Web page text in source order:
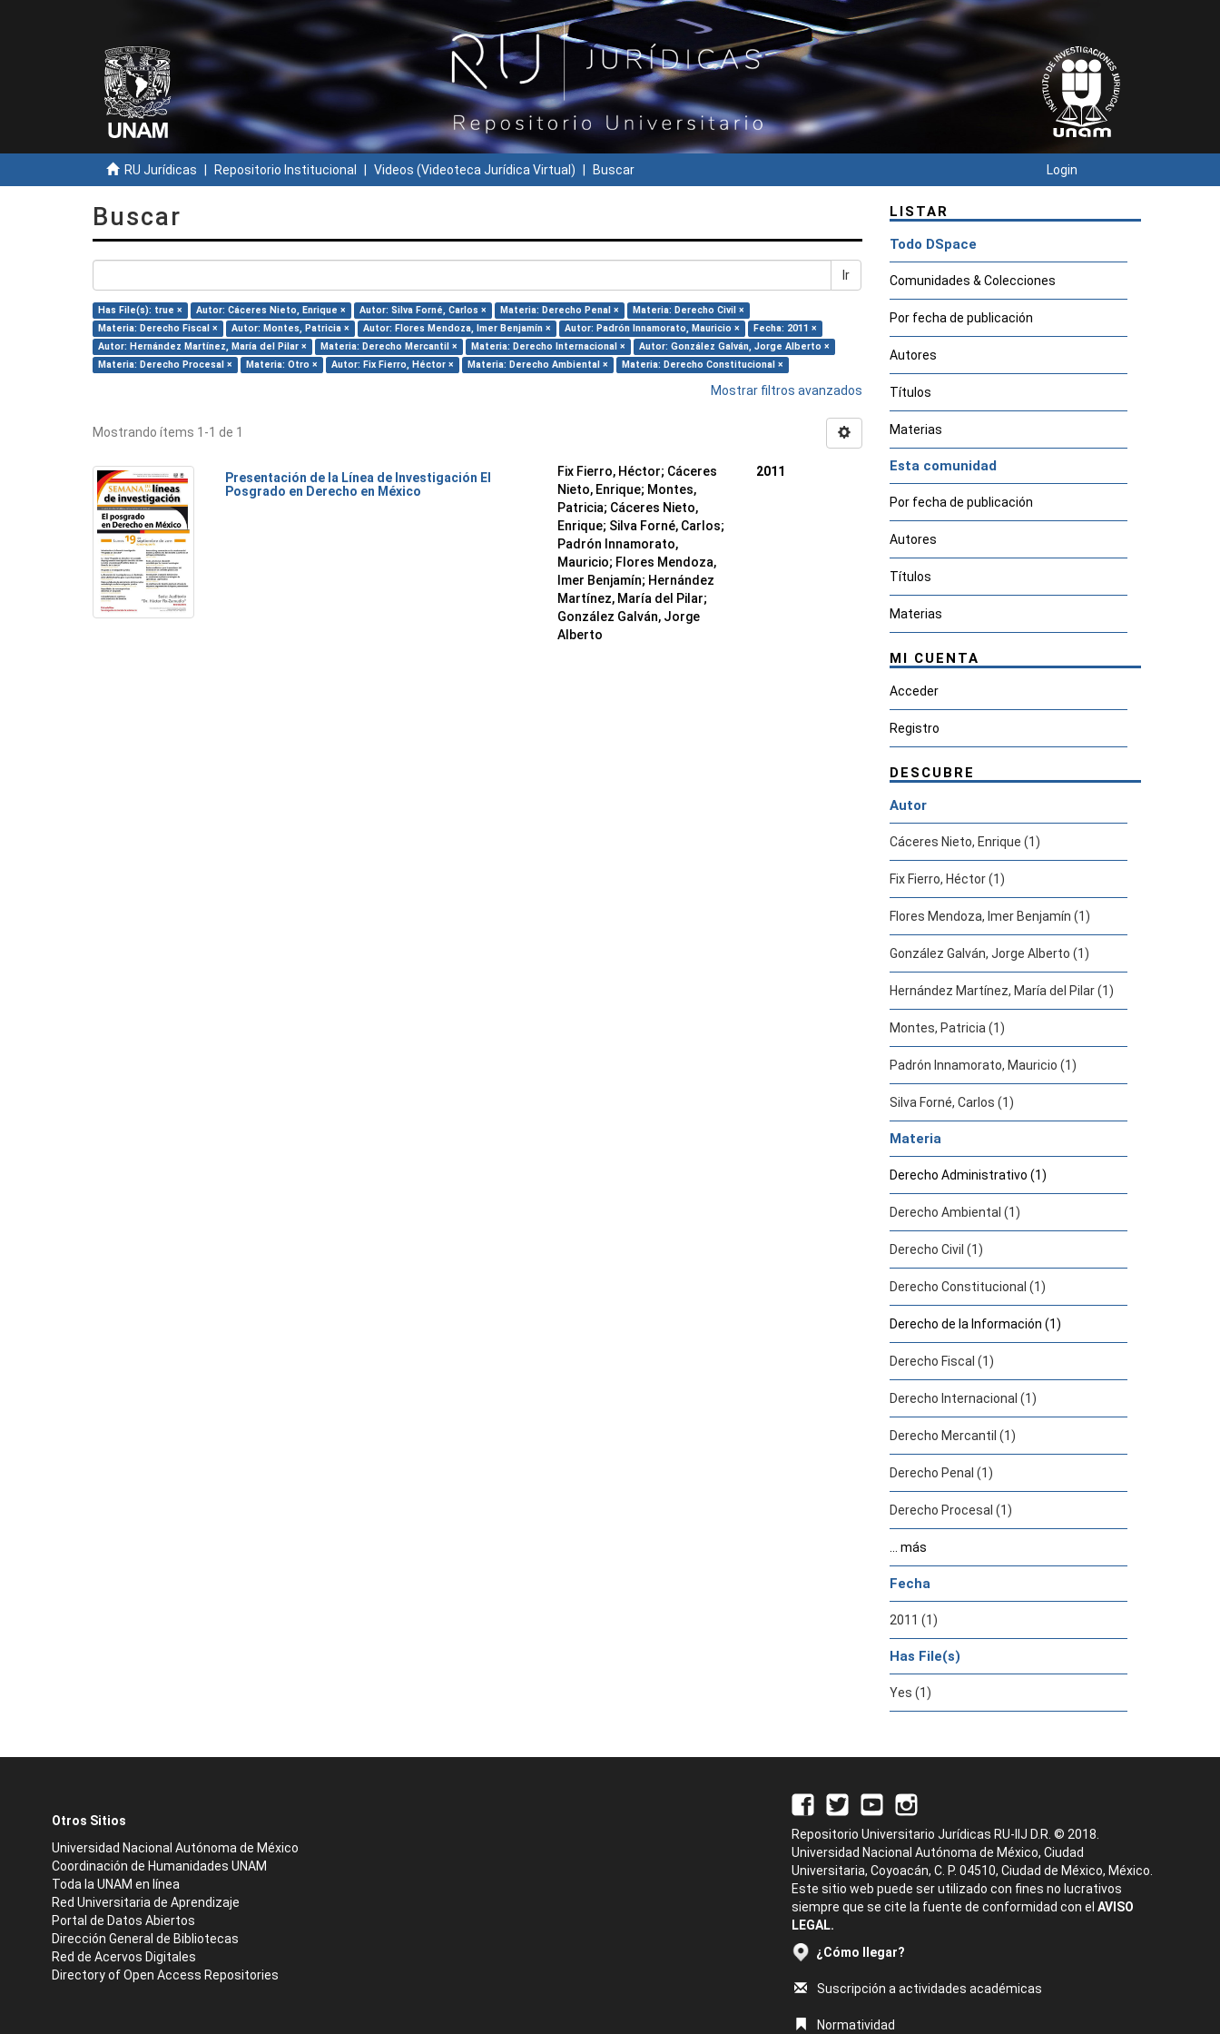
RU Jurídicas Repositorio Institucional Videos (Videoteca Jurídica Virtual) Buscar Login
Buscar
Ir
Has File(s): true × Autor: Cáceres Nieto, Enrique × Autor: Silva Forné, Carlos × Materia: Derecho Penal ×
Materia: Derecho Civil ×
Materia: Derecho Fiscal ×
Autor: Montes, Patricia × Autor: Flores Mendoza, Imer Benjamín × Autor: Padrón Innamorato, Mauricio ×
Fecha: 2011 ×
Autor: Hernández Martínez, María del Pilar ×
Materia: Derecho Mercantil × Materia: Derecho Internacional ×
Autor: González Galván, Jorge Alberto ×
Materia: Derecho Procesal ×
Materia: Otro × Autor: Fix Fierro, Héctor × Materia: Derecho Ambiental × Materia: Derecho Constitucional ×
Mostrar filtros avanzados
Mostrando ítems 1-1 de 1
Presentación de la Línea de Investigación El
Posgrado en Derecho en México
Fix Fierro, Héctor; Cáceres
Nieto, Enrique; Montes,
Patricia; Cáceres Nieto,
Enrique; Silva Forné, Carlos;
Padrón Innamorato,
Mauricio; Flores Mendoza,
Imer Benjamín; Hernández
Martínez, María del Pilar;
González Galván, Jorge
Alberto
2011
LISTAR
Todo DSpace
Comunidades & Colecciones
Por fecha de publicación
Autores
Títulos
Materias
Esta comunidad
Por fecha de publicación
Autores
Títulos
Materias
MI CUENTA
Acceder
Registro
DESCUBRE
Autor
Cáceres Nieto, Enrique (1)
Fix Fierro, Héctor (1)
Flores Mendoza, Imer Benjamín (1)
González Galván, Jorge Alberto (1)
Hernández Martínez, María del Pilar (1)
Montes, Patricia (1)
Padrón Innamorato, Mauricio (1)
Silva Forné, Carlos (1)
Materia
Derecho Administrativo (1)
Derecho Ambiental (1)
Derecho Civil (1)
Derecho Constitucional (1)
Derecho de la Información (1)
Derecho Fiscal (1)
Derecho Internacional (1)
Derecho Mercantil (1)
Derecho Penal (1)
Derecho Procesal (1)
... más
Fecha
2011 (1)
Has File(s)
Yes (1)
Otros Sitios
Universidad Nacional Autónoma de México
Coordinación de Humanidades UNAM
Toda la UNAM en línea
Red Universitaria de Aprendizaje
Portal de Datos Abiertos
Dirección General de Bibliotecas
Red de Acervos Digitales
Directory of Open Access Repositories
Repositorio Universitario Jurídicas RU-IIJ D.R. © 2018.
Universidad Nacional Autónoma de México, Ciudad
Universitaria, Coyoacán, C. P. 04510, Ciudad de México, México.
Este sitio web puede ser utilizado con fines no lucrativos
siempre que se cite la fuente de conformidad con el AVISO
LEGAL.
¿Cómo llegar?
Suscripción a actividades académicas
Normatividad